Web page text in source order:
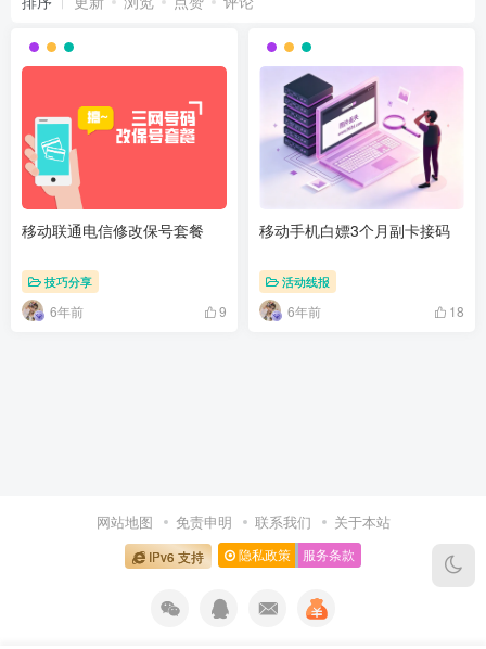
移动联通电信修改保号套餐
技巧分享
6年前 9
移动手机白嫖3个月副卡接码
活动线报
6年前 18
网站地图 免责申明 联系我们 关于本站
IPv6 支持 隐私政策 服务条款